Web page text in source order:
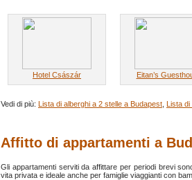
Hotel Császár Eitan’s
Vedi di più: Lista di alberghi a 2 stelle a Budapest Lista di
Affitto di appartamenti a
Gli appartamenti serviti da affittare per periodi brevi
vita privata e ideale anche per famiglie viaggianti con